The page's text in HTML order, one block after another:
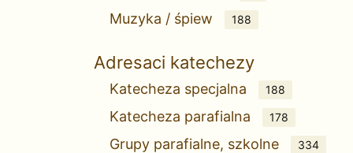
Muzyka / śpiew 188
Adresaci katechezy
Katecheza specjalna 188
Katecheza parafialna 178
Grupy parafialne, szkolne 334